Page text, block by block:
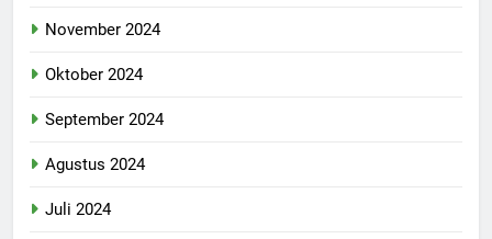
November 2024
Oktober 2024
September 2024
Agustus 2024
Juli 2024